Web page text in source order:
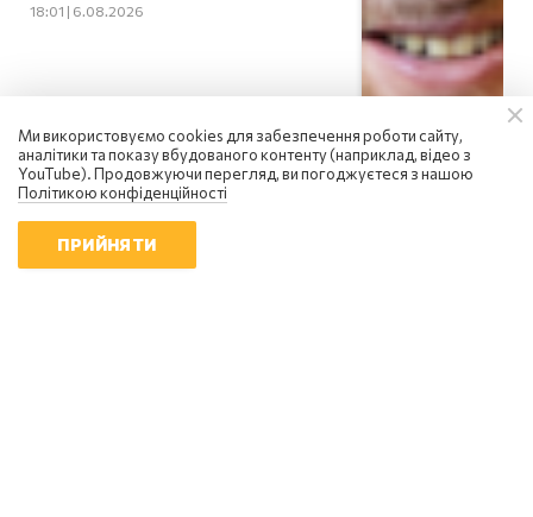
18:01 | 6.08.2026
Ми використовуємо cookies для забезпечення роботи сайту,
аналітики та показу вбудованого контенту (наприклад, відео з
YouTube). Продовжуючи перегляд, ви погоджуєтеся з нашою
Політикою конфіденційності
ПРИЙНЯТИ